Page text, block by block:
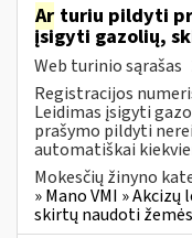
Ar turiu pildyti
įsigyti gazolių,
Web turinio sąrašas
Registracijos
Leidimas įsigyti
prašymo pildyti
automatiškai
Mokesčių žinyno
» Mano VMI »
skirtų naudoti